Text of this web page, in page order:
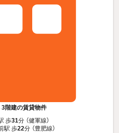
階建の賃貸物件
歩31分 （健軍線）
駅 歩22分 （豊肥線）